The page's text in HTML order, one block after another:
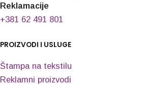
Reklamacije
+381 62 491 801
PROIZVODI I USLUGE
Štampa na tekstilu
Reklamni proizvodi